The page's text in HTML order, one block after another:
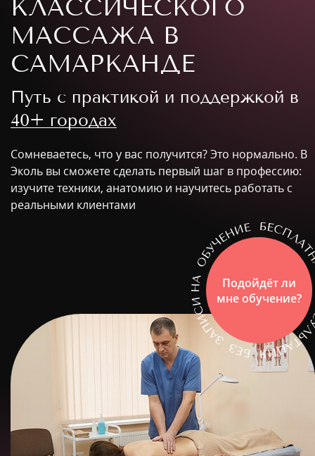
КЛАССИЧЕСКОГО
МАССАЖА В
САМАРКАНДЕ
Путь с практикой и поддержкой в
40+ городах
Сомневаетесь, что у вас получится? Это нормально. В
Эколь вы сможете сделать первый шаг в профессию:
изучите техники, анатомию и научитесь работать с
реальными клиентами
Подойдёт ли
мне обучение?